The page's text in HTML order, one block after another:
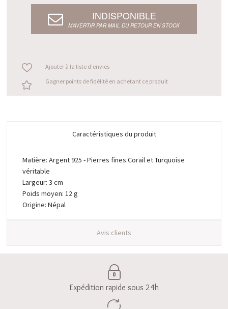
INDISPONIBLE
M’AVERTIR PAR MAIL DU RETOUR EN STOCK
Ajouter à la liste d'envies
Gagner points de fidélité en achetant ce produit
Caractéristiques du produit
Matière: Argent 925 - Pierres fines Corail et Turquoise
véritable
Largeur: 3 cm
Poids moyen: 12 g
Origine: Népal
Avis clients
Expédition rapide sous 24h